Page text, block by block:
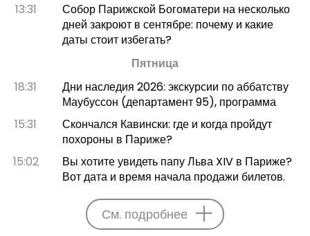
13:31
Собор Парижской Богоматери на несколько
дней закроют в сентябре: почему и какие
даты стоит избегать?
Пятница
18:31
Дни наследия 2026: экскурсии по аббатству
Маубуссон (департамент 95), программа
15:31
Скончался Кавински: где и когда пройдут
похороны в Париже?
15:02
Вы хотите увидеть папу Льва XIV в Париже?
Вот дата и время начала продажи билетов.
См. подробнее